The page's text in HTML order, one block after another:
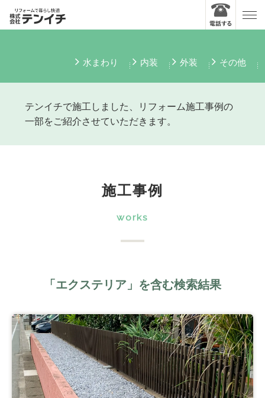
水まわり 内装 外装 その他
テンイチで施工しました、リフォーム施工事例の
一部をご紹介させていただきます。
施工事例
works
「エクステリア」を含む検索結果